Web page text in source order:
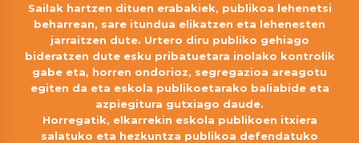
Sailak hartzen dituen erabakiek, publikoa lehenetsi
beharrean, sare itundua elikatzen eta lehenesten
jarraitzen dute. Urtero diru publiko gehiago
bideratzen dute esku pribatuetara inolako kontrolik
gabe eta, horren ondorioz, segregazioa areagotu
egiten da eta eskola publikoetarako baliabide eta
azpiegitura gutxiago daude.
Horregatik, elkarrekin eskola publikoen itxiera
salatuko eta hezkuntza publikoa defendatuko